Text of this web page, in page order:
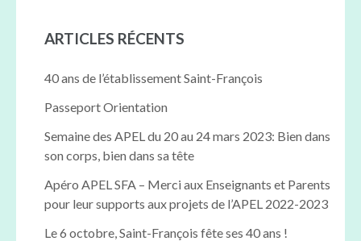
ARTICLES RÉCENTS
40 ans de l’établissement Saint-François
Passeport Orientation
Semaine des APEL du 20 au 24 mars 2023: Bien dans
son corps, bien dans sa tête
Apéro APEL SFA – Merci aux Enseignants et Parents
pour leur supports aux projets de l’APEL 2022-2023
Le 6 octobre, Saint-François fête ses 40 ans !